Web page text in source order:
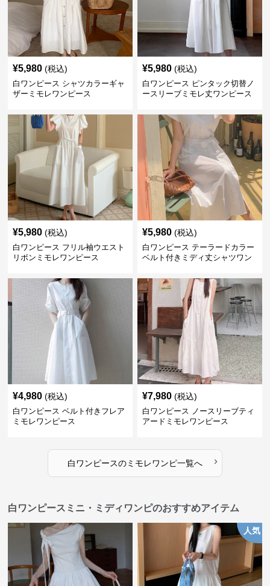
¥5,980 (税込)
白ワンピース シャツカラーギャ
ザーミモレワンピース
¥5,980 (税込)
白ワンピース ピンタック切替ノ
ースリーブミモレ丈ワンピース
¥5,980 (税込)
白ワンピース フリル袖ウエスト
リボンミモレワンピース
¥5,980 (税込)
白ワンピース テーラードカラー
ベルト付きミディ丈シャツワン
¥4,980 (税込)
白ワンピース ベルト付きフレア
ミモレワンピース
¥7,980 (税込)
白ワンピース ノースリーブティ
アードミモレワンピース
白ワンピースのミモレワンピ一覧へ ›
白ワンピースミニ・ミディワンピのおすすめアイテム
人気